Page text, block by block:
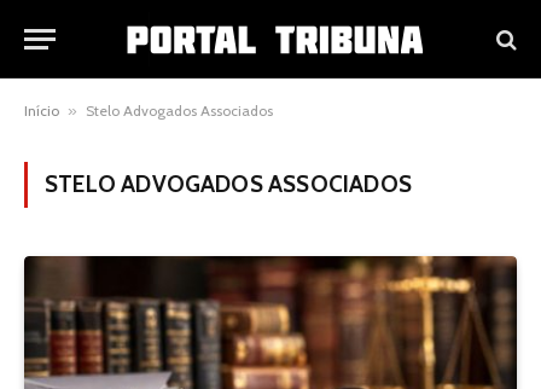
Início » Stelo Advogados Associados
STELO ADVOGADOS ASSOCIADOS